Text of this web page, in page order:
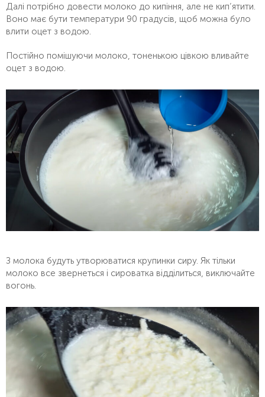
Далі потрібно довести молоко до кипіння, але не кип’ятити.
Воно має бути температури 90 градусів, щоб можна було
влити оцет з водою.
Постійно помішуючи молоко, тоненькою цівкою вливайте
оцет з водою.
З молока будуть утворюватися крупинки сиру. Як тільки
молоко все звернеться і сироватка відділиться, виключайте
вогонь.